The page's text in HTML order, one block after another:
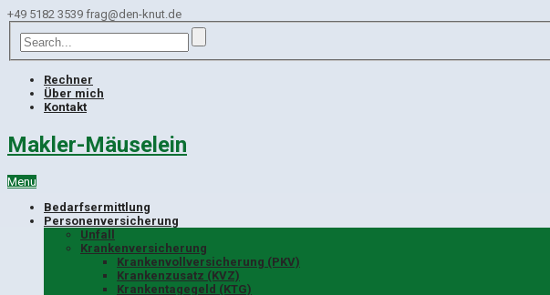
+49 5182 3539 frag@den-knut.de
Rechner
Über mich
Kontakt
Makler-Mäuselein
Menu
Bedarfsermittlung
Personenversicherung
Unfall
Krankenversicherung
Krankenvollversicherung (PKV)
Krankenzusatz (KVZ)
Krankentagegeld (KTG)